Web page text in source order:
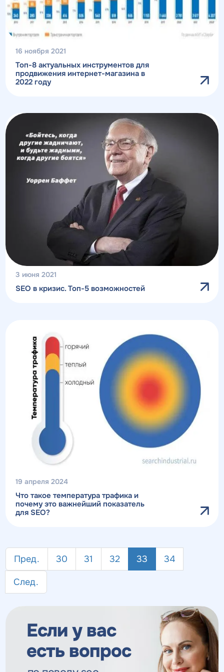
16 ноября 2021
Топ-8 актуальных инструментов для
продвижения интернет-магазина в
2022 году
3 июня 2021
SEO в кризис. Топ-5 возможностей
19 апреля 2024
Что такое температура трафика и
почему это важнейший показатель
для SEO?
Пред. 30 31 32 33 34
След.
Если у вас
есть вопрос